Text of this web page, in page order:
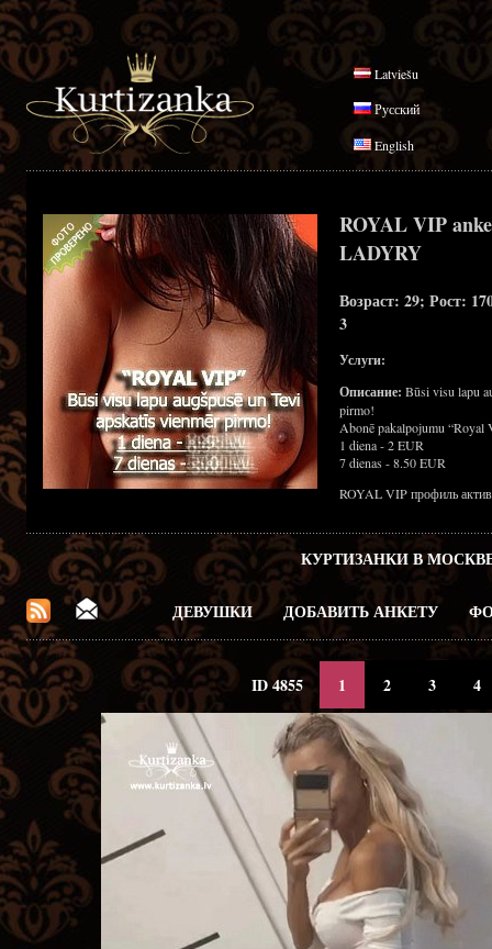
Latviešu
Русский
English
ROYAL VIP
LADYRY
Возраст: 29; Рост:
3
Услуги:
Описание: Būsi visu lapu
pirmo!
Abonē pakalpojumu “Royal
1 diena - 2 EUR
7 dienas - 8.50 EUR
ROYAL VIP профиль
КУРТИЗАНКИ В
ДЕВУШКИ ДОБАВИТЬ АНКЕТУ
ID 4855 1 2 3 4